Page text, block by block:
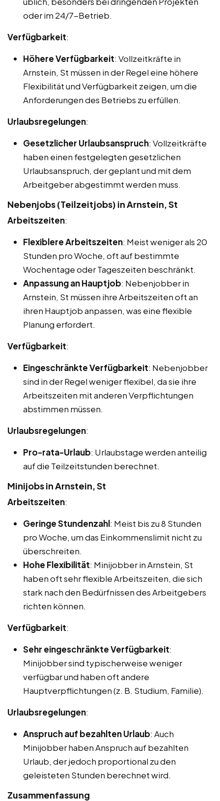
oder im 24/7-Betrieb.
Verfügbarkeit:
Höhere Verfügbarkeit: Vollzeitkräfte in
Arnstein, St müssen in der Regel eine höhere
Flexibilität und Verfügbarkeit zeigen, um die
Anforderungen des Betriebs zu erfüllen.
Urlaubsregelungen:
Gesetzlicher Urlaubsanspruch: Vollzeitkräfte
haben einen festgelegten gesetzlichen
Urlaubsanspruch, der geplant und mit dem
Arbeitgeber abgestimmt werden muss.
Nebenjobs (Teilzeitjobs) in Arnstein, St
Arbeitszeiten:
Flexiblere Arbeitszeiten: Meist weniger als 20
Stunden pro Woche, oft auf bestimmte
Wochentage oder Tageszeiten beschränkt.
Anpassung an Hauptjob: Nebenjobber in
Arnstein, St müssen ihre Arbeitszeiten oft an
ihren Hauptjob anpassen, was eine flexible
Planung erfordert.
Verfügbarkeit:
Eingeschränkte Verfügbarkeit: Nebenjobber
sind in der Regel weniger flexibel, da sie ihre
Arbeitszeiten mit anderen Verpflichtungen
abstimmen müssen.
Urlaubsregelungen:
Pro-rata-Urlaub: Urlaubstage werden anteilig
auf die Teilzeitstunden berechnet.
Minijobs in Arnstein, St
Arbeitszeiten:
Geringe Stundenzahl: Meist bis zu 8 Stunden
pro Woche, um das Einkommenslimit nicht zu
überschreiten.
Hohe Flexibilität: Minijobber in Arnstein, St
haben oft sehr flexible Arbeitszeiten, die sich
stark nach den Bedürfnissen des Arbeitgebers
richten können.
Verfügbarkeit:
Sehr eingeschränkte Verfügbarkeit:
Minijobber sind typischerweise weniger
verfügbar und haben oft andere
Hauptverpflichtungen (z. B. Studium, Familie).
Urlaubsregelungen:
Anspruch auf bezahlten Urlaub: Auch
Minijobber haben Anspruch auf bezahlten
Urlaub, der jedoch proportional zu den
geleisteten Stunden berechnet wird.
Zusammenfassung